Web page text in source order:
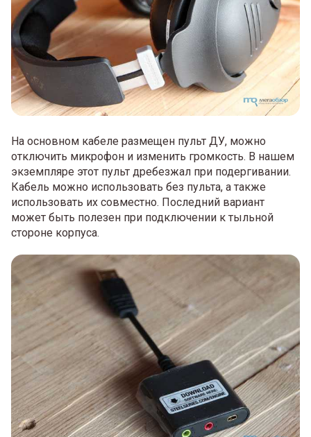
На основном кабеле размещен пульт ДУ, можно
отключить микрофон и изменить громкость. В нашем
экземпляре этот пульт дребезжал при подергивании.
Кабель можно использовать без пульта, а также
использовать их совместно. Последний вариант
может быть полезен при подключении к тыльной
стороне корпуса.